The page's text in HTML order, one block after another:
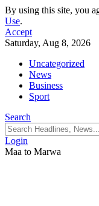
By using this site, you
Use.
Accept
Saturday, Aug 8, 2026
Uncategorized
News
Business
Sport
Search
Login
Maa to Marwa